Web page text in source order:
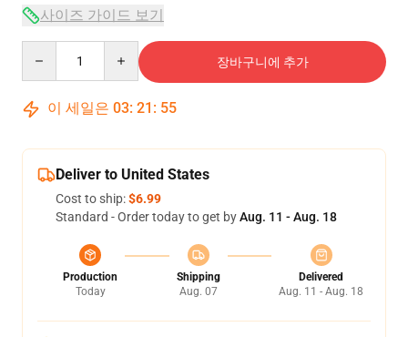
사이즈 가이드 보기
장바구니에 추가
이 세일은 03: 21 : 54
Deliver to United States
Cost to ship:$6.99
Standard - Order today to get byAug. 11 - Aug. 18
Production
Today
Shipping
Aug. 07
Delivered
Aug. 11 - Aug. 18